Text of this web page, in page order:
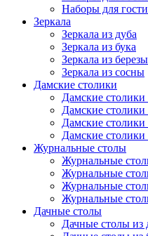
Наборы для
Зеркала
Зеркала из дуба
Зеркала из бука
Зеркала из березы
Зеркала из сосны
Дамские столики
Дамские столики
Дамские столики
Дамские столики
Дамские столики
Журнальные столы
Журнальные
Журнальные
Журнальные
Журнальные
Дачные столы
Дачные столы из